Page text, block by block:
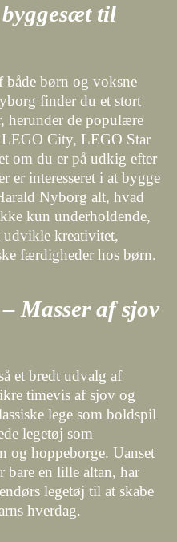
til
både børn og voksne
finder du et stort
herunder de populære
City, LEGO Star
om du er på udkig efter
er interesseret i at bygge
Nyborg alt, hvad
kun underholdende,
udvikle kreativitet,
færdigheder hos børn.
Masser af sjov
et bredt udvalg af
timevis af sjov og
lege som boldspil
legetøj som
og hoppeborge. Uanset
bare en lille altan, har
legetøj til at skabe
hverdag.